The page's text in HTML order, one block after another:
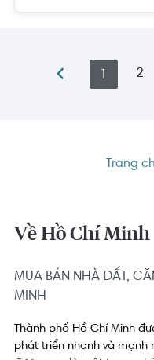
1 2
Trang
Về Hồ Chí Minh
MUA BÁN NHÀ ĐẤT,
MINH
Thành phố Hồ Chí Minh
phát triển nhanh và mạnh